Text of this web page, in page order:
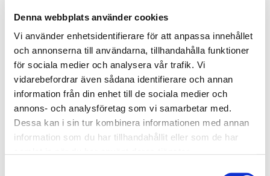
Denna webbplats använder cookies
Vi använder enhetsidentifierare för att anpassa innehållet
och annonserna till användarna, tillhandahålla funktioner
för sociala medier och analysera vår trafik. Vi
vidarebefordrar även sådana identifierare och annan
information från din enhet till de sociala medier och
annons- och analysföretag som vi samarbetar med.
Dessa kan i sin tur kombinera informationen med annan
information som du har tillhandahållit eller som de har
Art.Nr 82-06208
Djup (mm)
220 mm
EAN
7340127129424
Höjd (mm) 630 mm
RSK 82-06208
Varumärke Artwood
Visa fler(4 mer)
SKU / artikelnummer: 82-06208-AW